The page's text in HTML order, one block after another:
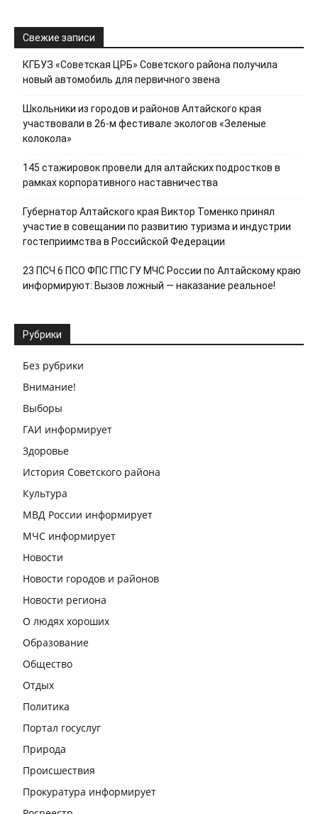
Свежие записи
КГБУЗ «Советская ЦРБ» Советского района получила
новый автомобиль для первичного звена
Школьники из городов и районов Алтайского края
участвовали в 26-м фестивале экологов «Зеленые
колокола»
145 стажировок провели для алтайских подростков в
рамках корпоративного наставничества
Губернатор Алтайского края Виктор Томенко принял
участие в совещании по развитию туризма и индустрии
гостеприимства в Российской Федерации
23 ПСЧ 6 ПСО ФПС ГПС ГУ МЧС России по Алтайскому краю
информируют: Вызов ложный — наказание реальное!
Рубрики
Без рубрики
Внимание!
Выборы
ГАИ информирует
Здоровье
История Советского района
Культура
МВД России информирует
МЧС информирует
Новости
Новости городов и районов
Новости региона
О людях хороших
Образование
Общество
Отдых
Политика
Портал госуслуг
Природа
Происшествия
Прокуратура информирует